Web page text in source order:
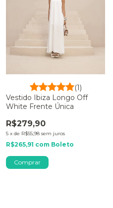
(1)
Vestido Ibiza Longo Off
White Frente Única
R$279,90
5 x de R$55,98 sem juros
R$265,91 com Boleto
Comprar